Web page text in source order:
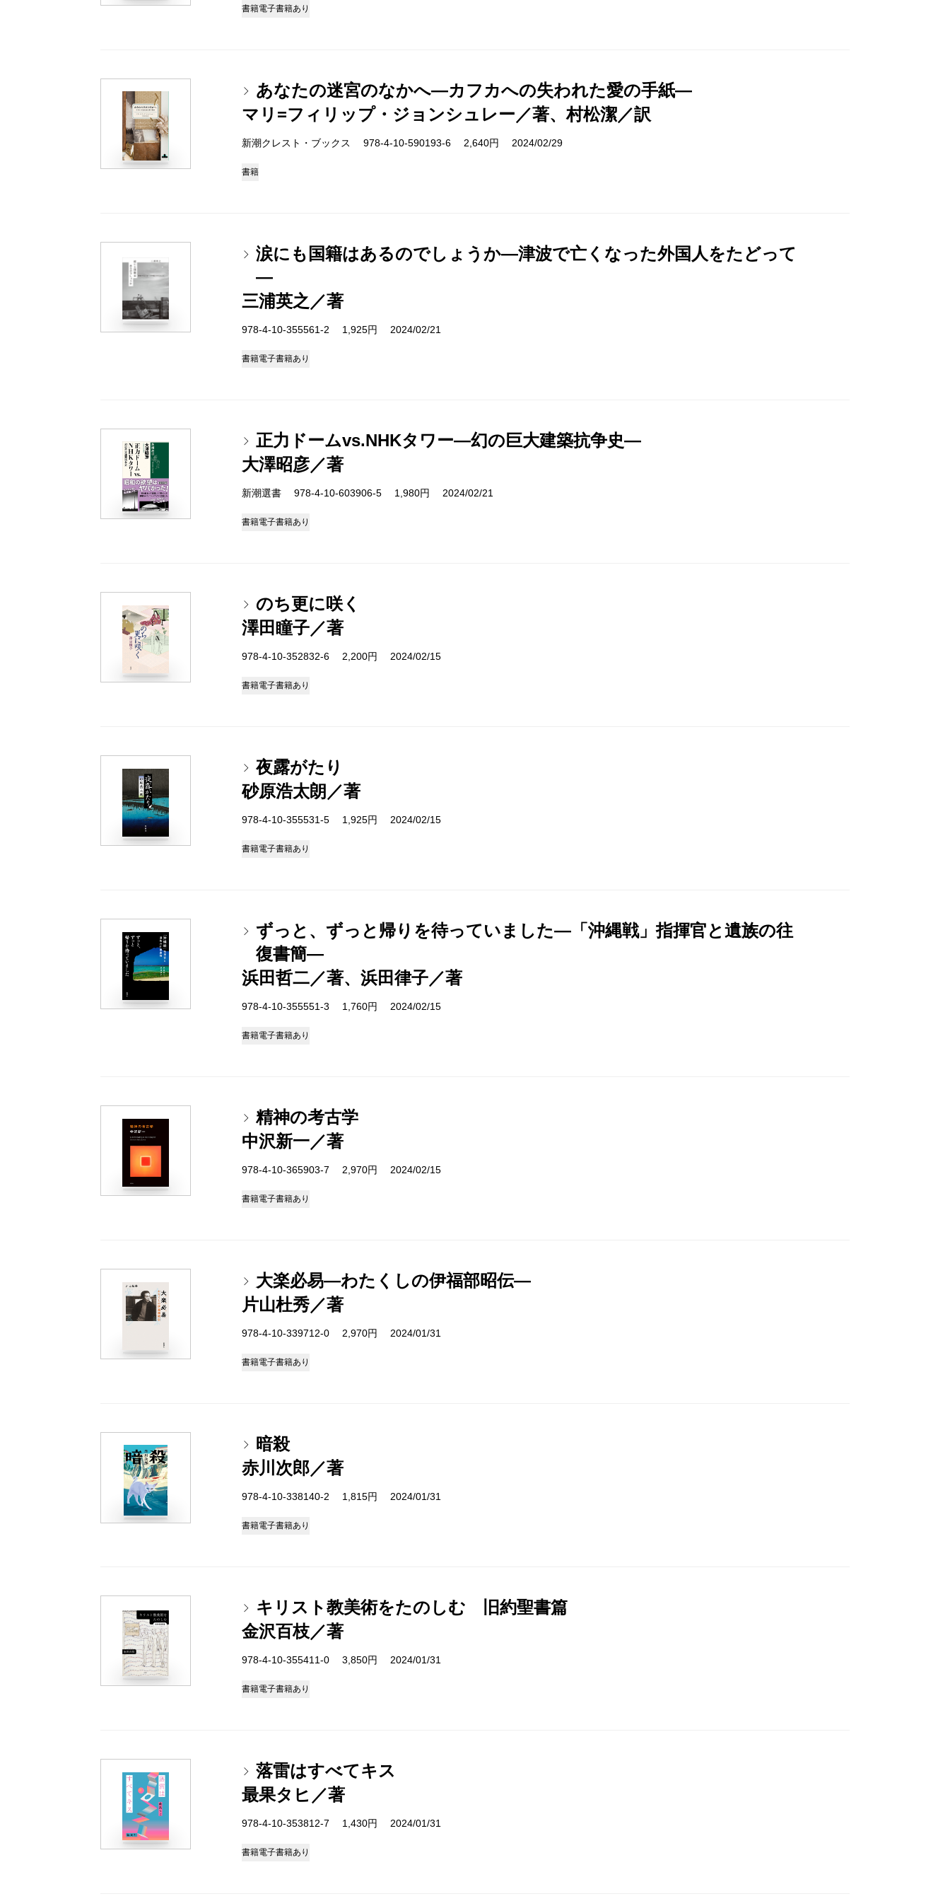
書籍電子書籍あり
あなたの迷宮のなかへ―カフカへの失われた愛の手紙―
マリ=フィリップ・ジョンシュレー／著、村松潔／訳
新潮クレスト・ブックス 978-4-10-590193-6 2,640円 2024/02/29
書籍
涙にも国籍はあるのでしょうか―津波で亡くなった外国人をたどって
―
三浦英之／著
978-4-10-355561-2 1,925円 2024/02/21
書籍電子書籍あり
正力ドームvs.NHKタワー―幻の巨大建築抗争史―
大澤昭彦／著
新潮選書 978-4-10-603906-5 1,980円 2024/02/21
書籍電子書籍あり
のち更に咲く
澤田瞳子／著
978-4-10-352832-6 2,200円 2024/02/15
書籍電子書籍あり
夜露がたり
砂原浩太朗／著
978-4-10-355531-5 1,925円 2024/02/15
書籍電子書籍あり
ずっと、ずっと帰りを待っていました―「沖縄戦」指揮官と遺族の往
復書簡―
浜田哲二／著、浜田律子／著
978-4-10-355551-3 1,760円 2024/02/15
書籍電子書籍あり
精神の考古学
中沢新一／著
978-4-10-365903-7 2,970円 2024/02/15
書籍電子書籍あり
大楽必易―わたくしの伊福部昭伝―
片山杜秀／著
978-4-10-339712-0 2,970円 2024/01/31
書籍電子書籍あり
暗殺
赤川次郎／著
978-4-10-338140-2 1,815円 2024/01/31
書籍電子書籍あり
キリスト教美術をたのしむ 旧約聖書篇
金沢百枝／著
978-4-10-355411-0 3,850円 2024/01/31
書籍電子書籍あり
落雷はすべてキス
最果タヒ／著
978-4-10-353812-7 1,430円 2024/01/31
書籍電子書籍あり